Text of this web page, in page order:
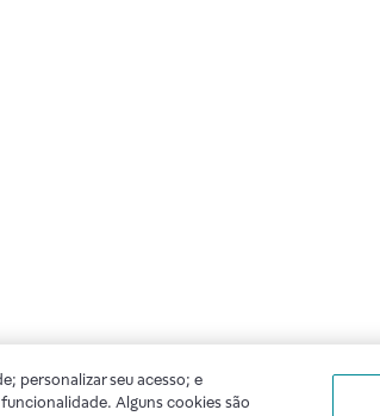
personalizar seu acesso; e
Alguns cookies são